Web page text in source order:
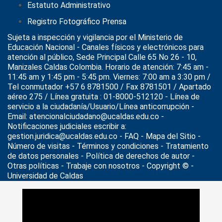
Noticias>Actualidad>Inscripciones abiertas al diplomado
Estatuto Administrativo
Registro Fotográfico Prensa
Sujeta a inspección y vigilancia por el Ministerio de
Educación Nacional - Canales físicos y electrónicos para
atención al público, Sede Principal Calle 65 No 26 - 10,
Manizales Caldas Colombia. Horario de atención: 7:45 am -
11:45 am y 1:45 pm - 5:45 pm. Viernes: 7:00 am a 3:30 pm /
Tel conmutador +57 6 8781500 / Fax 8781501 / Apartado
aéreo 275 / Línea gratuita : 01-8000-512120 - Línea de
servicio a la ciudadanía/Usuario/Línea anticorrupción -
Email: atencionalciudadano@ucaldas.edu.co -
Notificaciones judiciales escribir a:
gestion.juridica@ucaldas.edu.co - FAQ - Mapa del Sitio -
Número de visitas - Términos y condiciones - Tratamiento
de datos personales - Política de derechos de autor -
Otras políticas - Trabaje con nosotros - Copyright © -
Universidad de Caldas